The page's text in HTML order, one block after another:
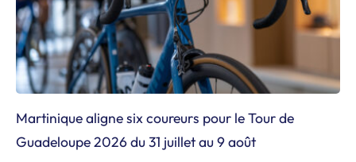
Martinique aligne six coureurs pour le Tour de
Guadeloupe 2026 du 31 juillet au 9 août